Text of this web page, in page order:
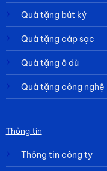
Quà tặng bút ký
Quà tặng cáp sạc
Quà tặng ô dù
Quà tặng công nghệ
Thông tin
Thông tin công ty